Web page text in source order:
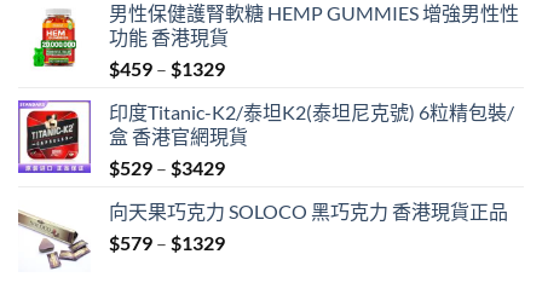
男性保健護腎軟糖 HEMP GUMMIES 增強男性性
功能 香港現貨
$459 – $1329Price
$459
through
$1329
印度Titanic-K2/泰坦K2(泰坦尼克號) 6粒精包裝/
盒 香港官網現貨
$529 – $3429Price
$529
through
向天果巧克力 SOLOCO 黑巧克力 香港現貨正品
$579 – $1329Price